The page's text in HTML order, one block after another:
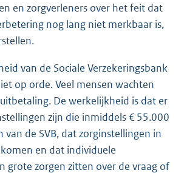
en zorgverleners over het feit dat
nog lang niet merkbaar is,
van de Sociale Verzekeringsbank
op orde. Veel mensen wachten
De werkelijkheid is dat er
zijn die inmiddels € 55.000
van de SVB, dat zorginstellingen in
en dat individuele
grote zorgen zitten over de vraag of